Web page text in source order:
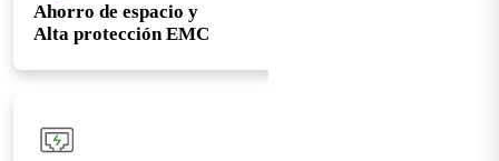
Ahorro de espacio y
Alta protección EMC